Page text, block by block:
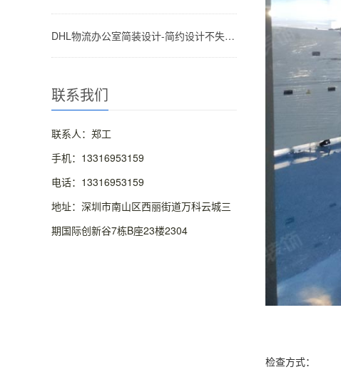
DHL物流办公室简装设计-简约设计不失高级感的效果图-深圳文丰装饰
联系我们
联系人：郑工
手机：13316953159
电话：13316953159
地址：深圳市南山区西丽街道万科云城三
期国际创新谷7栋B座23楼2304
检查方式：